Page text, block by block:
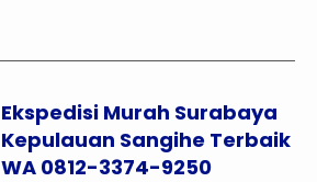
Ekspedisi Murah Surabaya
Kepulauan Sangihe Terbaik
WA 0812-3374-9250